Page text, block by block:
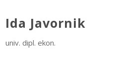
Ida Javornik
univ. dipl. ekon.